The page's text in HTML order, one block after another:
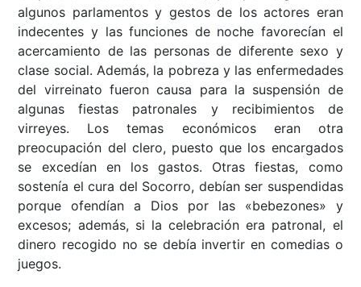
algunos parlamentos y gestos de los actores eran
indecentes y las funciones de noche favorecían el
acercamiento de las personas de diferente sexo y
clase social. Además, la pobreza y las enfermedades
del virreinato fueron causa para la suspensión de
algunas fiestas patronales y recibimientos de
virreyes. Los temas económicos eran otra
preocupación del clero, puesto que los encargados
se excedían en los gastos. Otras fiestas, como
sostenía el cura del Socorro, debían ser suspendidas
porque ofendían a Dios por las «bebezones» y
excesos; además, si la celebración era patronal, el
dinero recogido no se debía invertir en comedias o
juegos.